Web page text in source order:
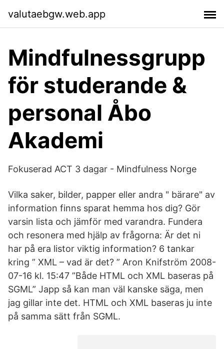
valutaebgw.web.app
Mindfulnessgrupp
för studerande &
personal Åbo
Akademi
Fokuserad ACT 3 dagar - Mindfulness Norge
Vilka saker, bilder, papper eller andra " bärare" av
information finns sparat hemma hos dig? Gör
varsin lista och jämför med varandra. Fundera
och resonera med hjälp av frågorna: Är det ni
har på era listor viktig information? 6 tankar
kring ” XML – vad är det? ” Aron Knifström 2008-
07-16 kl. 15:47 ”Både HTML och XML baseras på
SGML” Japp så kan man väl kanske säga, men
jag gillar inte det. HTML och XML baseras ju inte
på samma sätt från SGML.